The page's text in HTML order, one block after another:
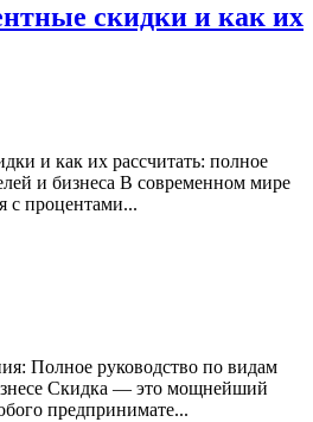
скидки и как их
и как их рассчитать: полное
и бизнеса В современном мире
с процентами...
Полное руководство по видам
Скидка — это мощнейший
предпринимате...